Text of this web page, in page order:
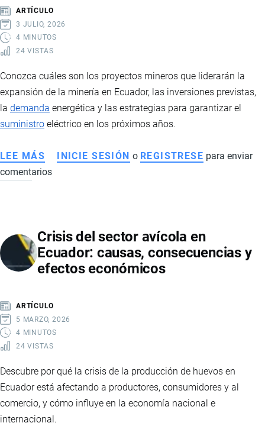
EXPORTACIONES
Y
EL
INDUSTRIA
CHOCOLATERA
ARTÍCULO
3 JULIO, 2026
4 MINUTOS
24 VISTAS
Conozca cuáles son los proyectos mineros que liderarán la
expansión de la minería en Ecuador, las inversiones previstas,
la demanda energética y las estrategias para garantizar el
suministro eléctrico en los próximos años.
LEE MÁS SOBRE
MINERÍA
QUE
IMPULSARÁN
LA
EL
DESAFÍO
DE
AUTOGENERACIÓN
INICIE SESIÓN o REGISTRESE para enviar
comentarios
Crisis del sector avícola en
Ecuador: causas, consecuencias y
efectos económicos
ARTÍCULO
5 MARZO, 2026
4 MINUTOS
24 VISTAS
Descubre por qué la crisis de la producción de huevos en
Ecuador está afectando a productores, consumidores y al
comercio, y cómo influye en la economía nacional e
internacional.